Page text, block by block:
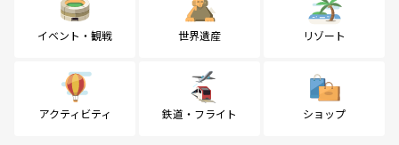
イベント・観戦 世界遺産 リゾート
アクティビティ 鉄道・フライト ショップ